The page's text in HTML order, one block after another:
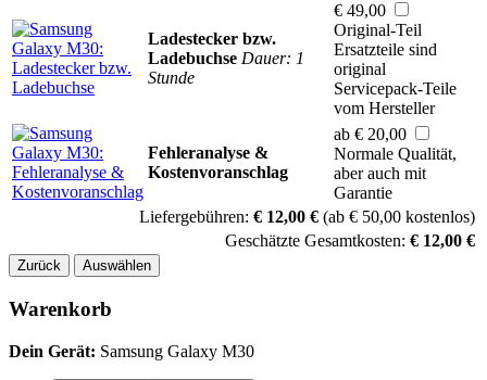
Ladestecker bzw.
Ladebuchse Dauer: 1
Stunde
€ 49,00
Original-Teil
Ersatzteile sind
original
Servicepack-Teile
vom Hersteller
Fehleranalyse &
Kostenvoranschlag
ab € 20,00
Normale Qualität,
aber auch mit
Garantie
Liefergebühren: € 12,00 € (ab € 50,00 kostenlos)
Geschätzte Gesamtkosten: € 12,00 €
Zurück Auswählen
Warenkorb
Dein Gerät: Samsung Galaxy M30